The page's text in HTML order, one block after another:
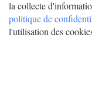
la collecte
politique de
l'utilisation des